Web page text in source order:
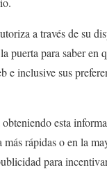
a través de su
puerta para saber en
e inclusive sus
esta
más rápidas o en la
para